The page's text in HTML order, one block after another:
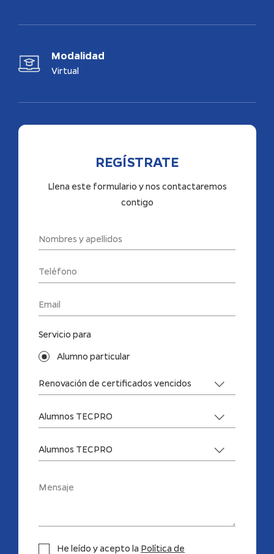
Modalidad
Virtual
REGÍSTRATE
Llena este formulario y nos contactaremos
contigo
Servicio para
Alumno particular
He leído y acepto la Política de